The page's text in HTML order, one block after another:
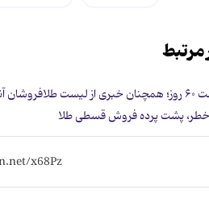
مرتبط
نیست!
پشت پرده فروش قسطی طلا